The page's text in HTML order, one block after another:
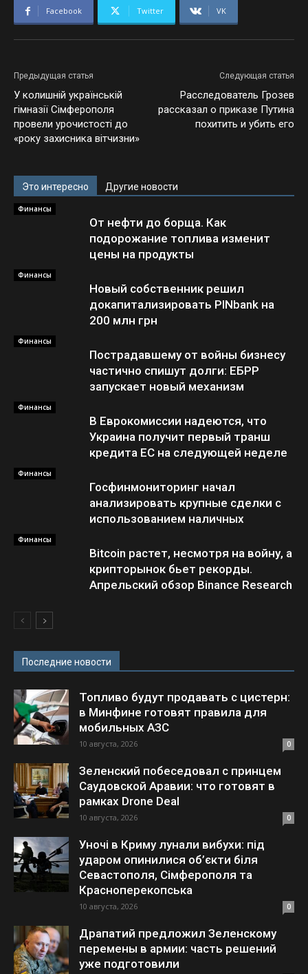
Facebook Twitter VK
Предыдущая статья
У колишній українській
гімназії Сімферополя
провели урочистості до
«року захисника вітчизни»
Следующая статья
Расследователь Грозев
рассказал о приказе Путина
похитить и убить его
Это интересно Другие новости
Финансы
От нефти до борща. Как
подорожание топлива изменит
цены на продукты
Финансы
Новый собственник решил
докапитализировать PINbank на
200 млн грн
Финансы
Пострадавшему от войны бизнесу
частично спишут долги: ЕБРР
запускает новый механизм
Финансы
В Еврокомиссии надеются, что
Украина получит первый транш
кредита ЕС на следующей неделе
Финансы
Госфинмониторинг начал
анализировать крупные сделки с
использованием наличных
Финансы
Bitcoin растет, несмотря на войну, а
крипторынок бьет рекорды.
Апрельский обзор Binance Research
Последние новости
Топливо будут продавать с цистерн:
в Минфине готовят правила для
мобильных АЗС
10 августа, 2026 0
Зеленский побеседовал с принцем
Саудовской Аравии: что готовят в
рамках Drone Deal
10 августа, 2026 0
Уночі в Криму лунали вибухи: під
ударом опинилися об’єкти біля
Севастополя, Сімферополя та
Красноперекопська
10 августа, 2026 0
Драпатий предложил Зеленскому
перемены в армии: часть решений
уже подготовили